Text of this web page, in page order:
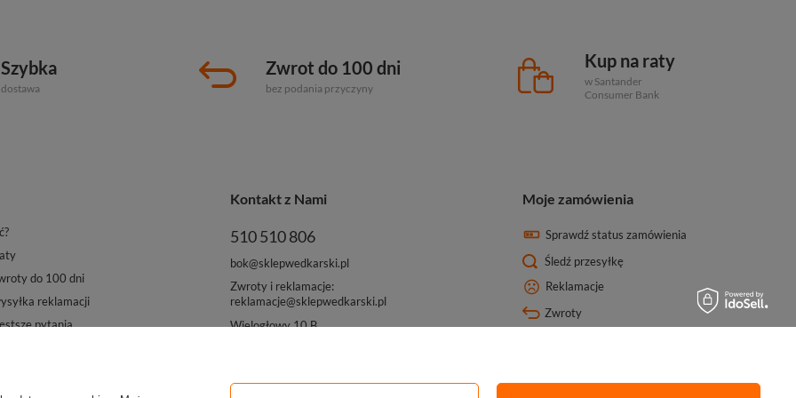
Szybka
dostawa
Zwrot do 100 dni
bez podania przyczyny
Kup na raty
w Santander
Consumer Bank
do 100 dni
reklamacji
pytania
Kontakt z Nami
510 510 806
bok@sklepwedkarski.pl
Zwroty i reklamacje:
reklamacje@sklepwedkarski.pl
Wielogłowy 10 B
Moje zamówienia
Sprawdź status zamówienia
Śledź przesyłkę
Reklamacje
Zwroty